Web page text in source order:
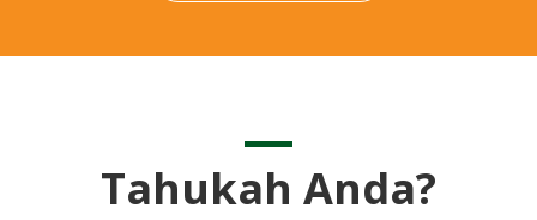
Tahukah Anda?